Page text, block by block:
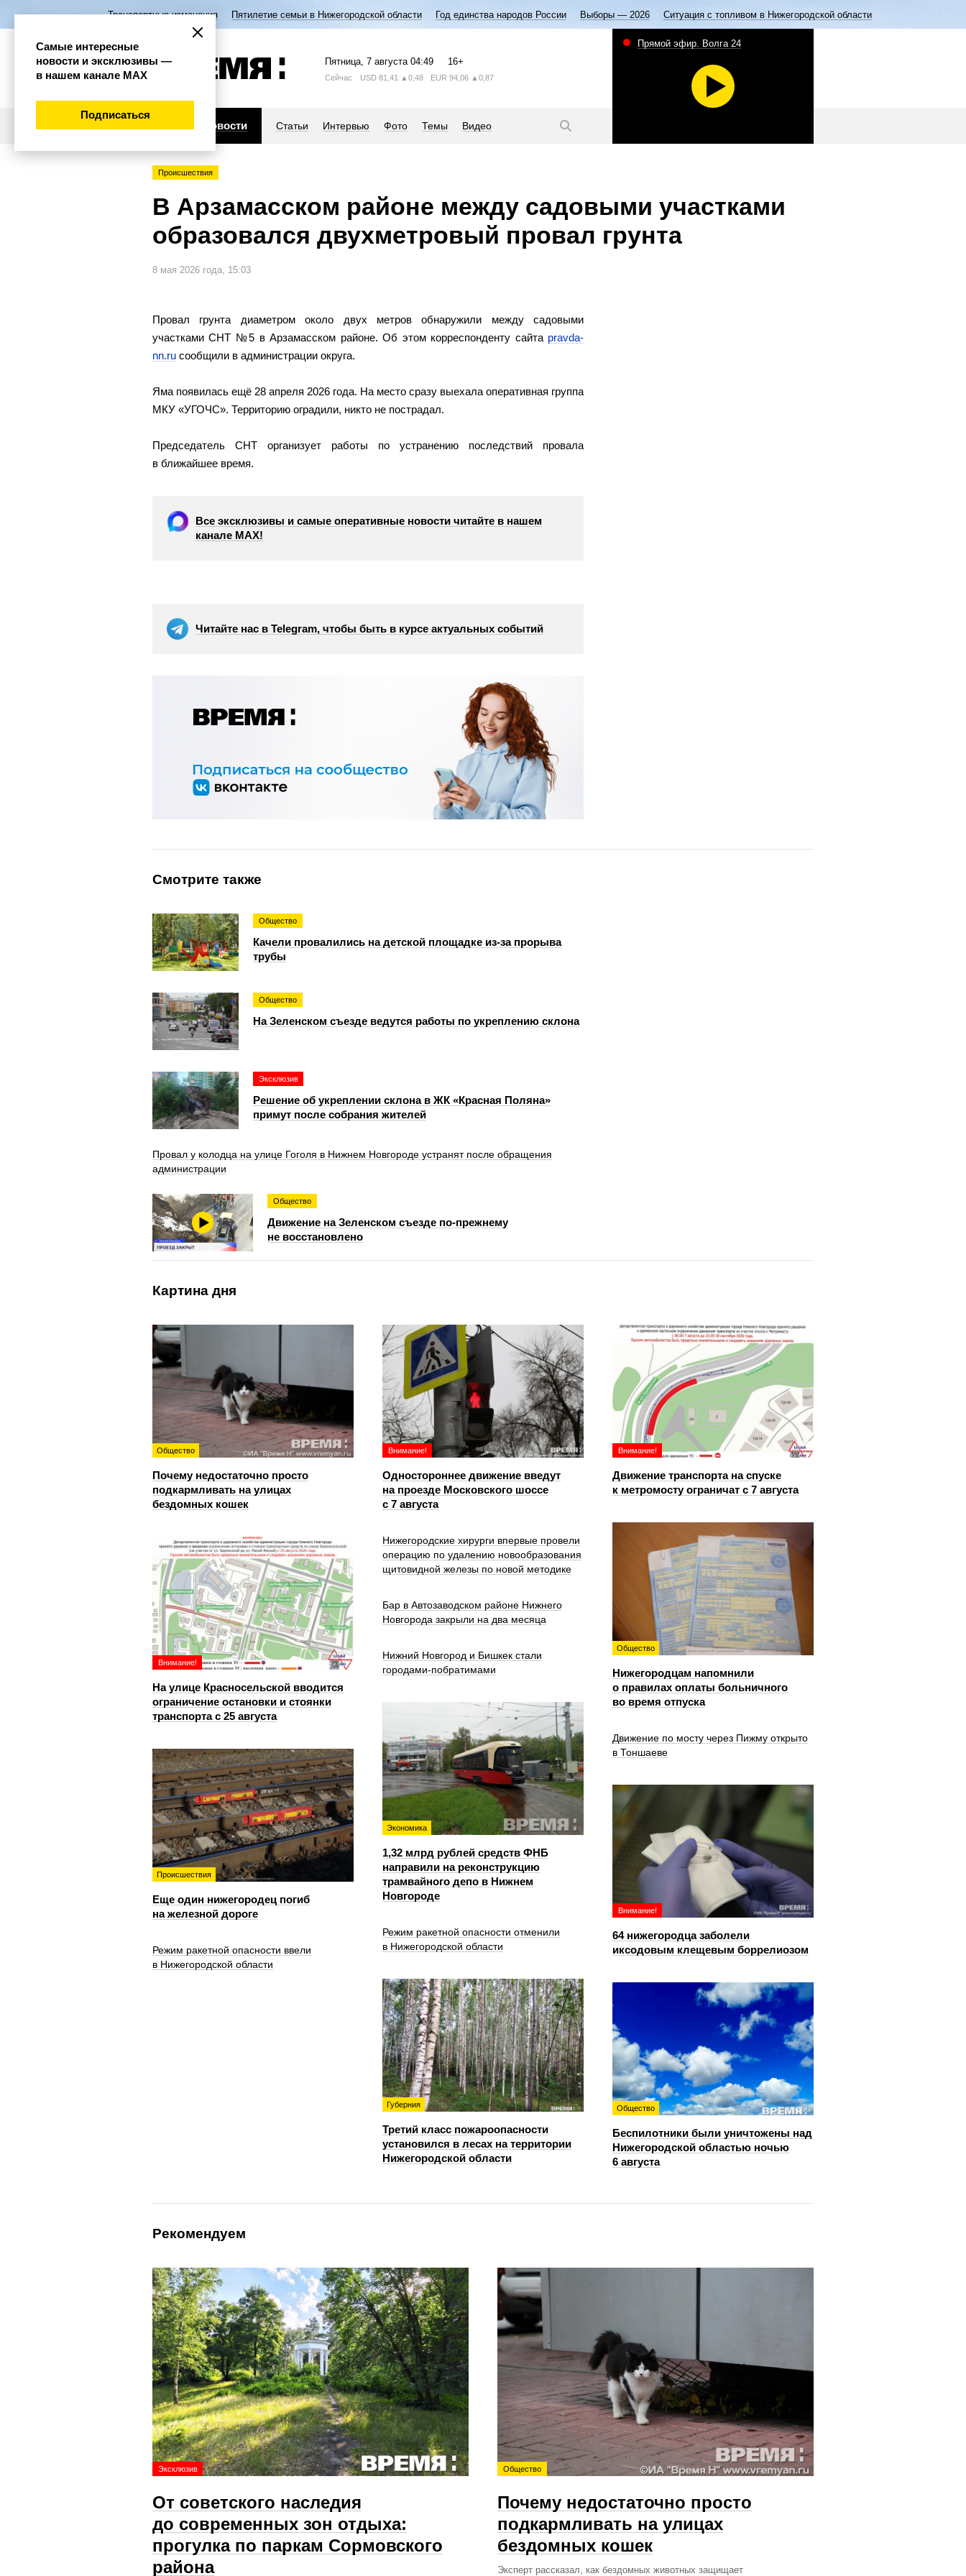
Транспортные изменения Пятилетие семьи в Нижегородской области Год единства народов России Выборы — 2026 Ситуация с топливом в Нижегородской области
Пятница, 7 августа 04:49 16+
Сейчас USD 81,41 ▲0,48 EUR 94,06 ▲0,87
Новости Статьи Интервью Фото Темы Видео
Прямой эфир. Волга 24
Происшествия
В Арзамасском районе между садовыми участками
образовался двухметровый провал грунта
8 мая 2026 года, 15:03
Провал грунта диаметром около двух метров обнаружили между садовыми
участками СНТ №5 в Арзамасском районе. Об этом корреспонденту сайта pravda-
nn.ru сообщили в администрации округа.
Яма появилась ещё 28 апреля 2026 года. На место сразу выехала оперативная группа
МКУ «УГОЧС». Территорию оградили, никто не пострадал.
Председатель СНТ организует работы по устранению последствий провала
в ближайшее время.
Все эксклюзивы и самые оперативные новости читайте в нашем
канале МАХ!
Читайте нас в Telegram, чтобы быть в курсе актуальных событий
Смотрите также
Общество
Качели провалились на детской площадке из-за прорыва
трубы
Общество
На Зеленском съезде ведутся работы по укреплению склона
Эксклюзив
Решение об укреплении склона в ЖК «Красная Поляна»
примут после собрания жителей
Провал у колодца на улице Гоголя в Нижнем Новгороде устранят после обращения
администрации
Общество
Движение на Зеленском съезде по-прежнему
не восстановлено
Картина дня
Общество
Почему недостаточно просто
подкармливать на улицах
бездомных кошек
Внимание!
Одностороннее движение введут
на проезде Московского шоссе
с 7 августа
Внимание!
Движение транспорта на спуске
к метромосту ограничат с 7 августа
Общество
Нижегородцам напомнили
о правилах оплаты больничного
во время отпуска
Внимание!
На улице Красносельской вводится
ограничение остановки и стоянки
транспорта с 25 августа
Нижегородские хирурги впервые провели
операцию по удалению новообразования
щитовидной железы по новой методике
Бар в Автозаводском районе Нижнего
Новгорода закрыли на два месяца
Нижний Новгород и Бишкек стали
городами-побратимами
Экономика
1,32 млрд рублей средств ФНБ
направили на реконструкцию
трамвайного депо в Нижнем
Новгороде
Движение по мосту через Пижму открыто
в Тоншаеве
Происшествия
Еще один нижегородец погиб
на железной дороге
Внимание!
64 нижегородца заболели
иксодовым клещевым боррелиозом
Режим ракетной опасности отменили
в Нижегородской области
Режим ракетной опасности ввели
в Нижегородской области
Губерния
Третий класс пожароопасности
установился в лесах на территории
Нижегородской области
Общество
Беспилотники были уничтожены над
Нижегородской областью ночью
6 августа
Рекомендуем
Эксклюзив
От советского наследия
до современных зон отдыха:
прогулка по паркам Сормовского
района
Общество
Почему недостаточно просто
подкармливать на улицах
бездомных кошек
Эксперт рассказал, как бездомных животных защищает
Самые интересные
новости и эксклюзивы —
в нашем канале МАХ
Подписаться